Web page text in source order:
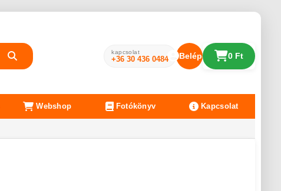
kapcsolat
+36 30 436 0484 Belépés 0 Ft
Webshop Fotókönyv Kapcsolat